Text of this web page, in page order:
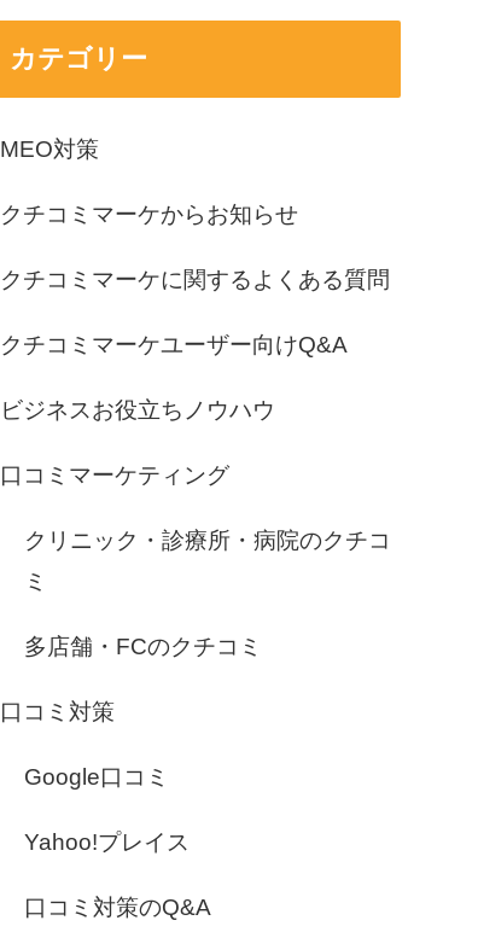
カテゴリー
MEO対策
クチコミマーケからお知らせ
クチコミマーケに関するよくある質問
クチコミマーケユーザー向けQ&A
ビジネスお役立ちノウハウ
口コミマーケティング
クリニック・診療所・病院のクチコ
ミ
多店舗・FCのクチコミ
口コミ対策
Google口コミ
Yahoo!プレイス
口コミ対策のQ&A